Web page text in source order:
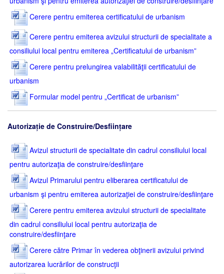
Cerere pentru emiterea certificatului de urbanism
Cerere pentru emiterea avizului structurii de specialitate a
consiliului local pentru emiterea „Certificatului de urbanism”
Cerere pentru prelungirea valabilităţii certificatului de
urbanism
Formular model pentru „Certificat de urbanism”
Autorizație de Construire/Desființare
Avizul structurii de specialitate din cadrul consiliului local
pentru autorizaţia de construire/desfiinţare
Avizul Primarului pentru eliberarea certificatului de
urbanism şi pentru emiterea autorizaţiei de construire/desfiinţare
Cerere pentru emiterea avizului structurii de specialitate
din cadrul consiliului local pentru autorizaţia de
construire/desfiinţare
Cerere către Primar în vederea obţinerii avizului privind
autorizarea lucrărilor de construcţii